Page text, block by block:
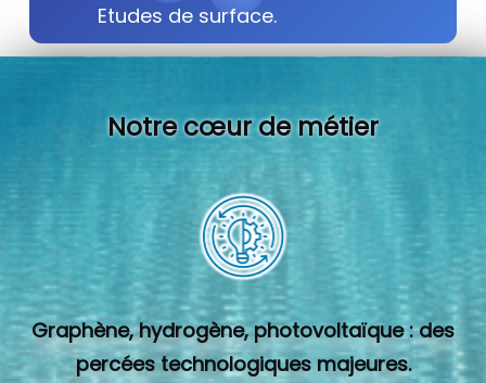
Etudes de surface.
Notre cœur de métier
Graphène, hydrogène, photovoltaïque : des
percées technologiques majeures.